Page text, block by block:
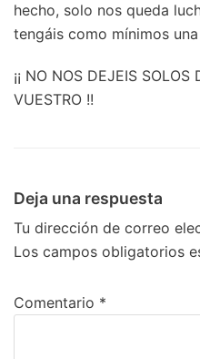
hecho, solo nos queda
tengáis como mínimos
¡¡ NO NOS DEJEIS
VUESTRO !!
Deja una respuesta
Tu dirección de correo
Los campos obligatorios
Comentario *